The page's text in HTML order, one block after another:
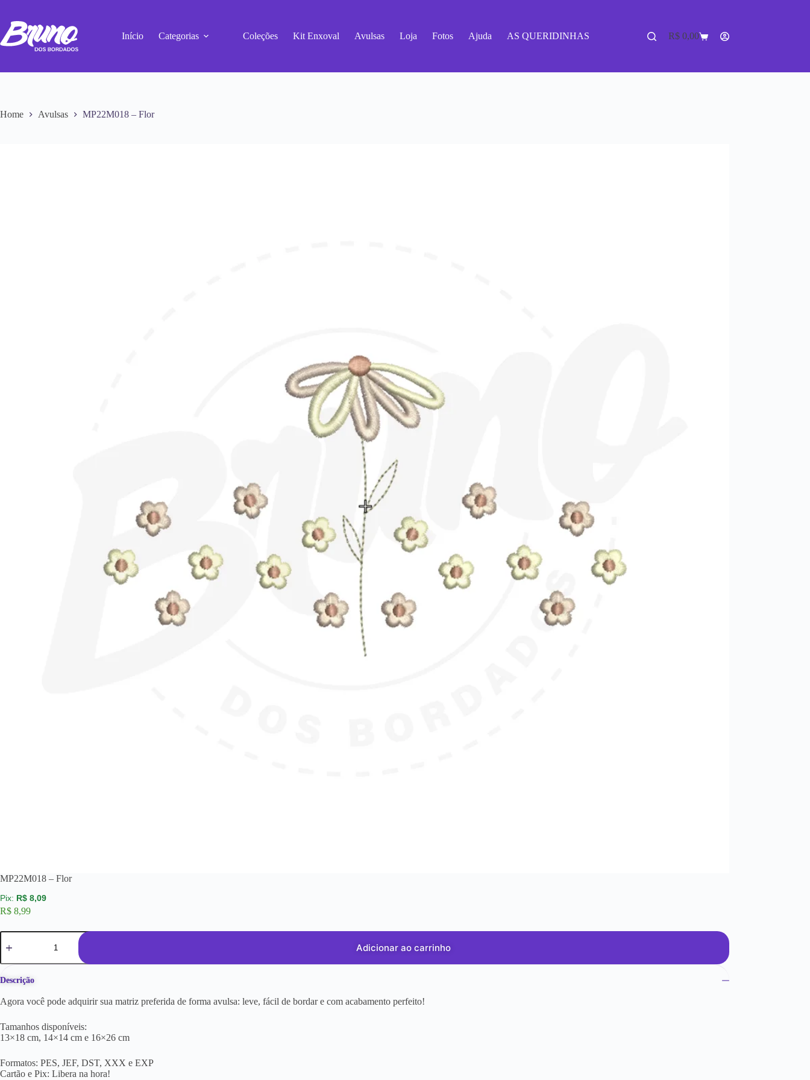
Início Categorias Coleções Kit Enxoval Avulsas Loja Fotos Ajuda AS QUERIDINHAS R$0,00
Home Avulsas MP22M018 – Flor
MP22M018 – Flor
R$ 8,09
R$ 8,99
Adicionar ao carrinho
Descrição
Agora você pode adquirir sua matriz preferida de forma avulsa: leve, fácil de bordar e com acabamento perfeito!
Tamanhos disponíveis:
13×18 cm, 14×14 cm e 16×26 cm
Formatos: PES, JEF, DST, XXX e EXP
Cartão e Pix: Libera na hora!